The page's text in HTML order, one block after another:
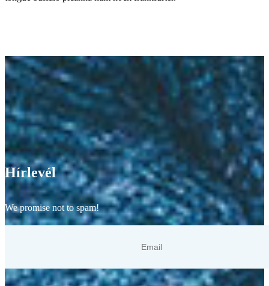
Hírlevél
We promise not to spam!